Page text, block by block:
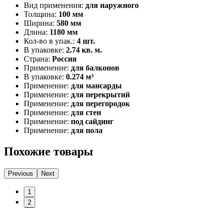
Вид применения: для наружного
Толщина: 100 мм
Ширина: 580 мм
Длина: 1180 мм
Кол-во в упак.: 4 шт.
В упаковке: 2.74 кв. м.
Страна: Россия
Применение: для балконов
В упаковке: 0.274 м³
Применение: для мансарды
Применение: для перекрытий
Применение: для перегородок
Применение: для стен
Применение: под сайдинг
Применение: для пола
Похожие товары
Previous Next
1
2